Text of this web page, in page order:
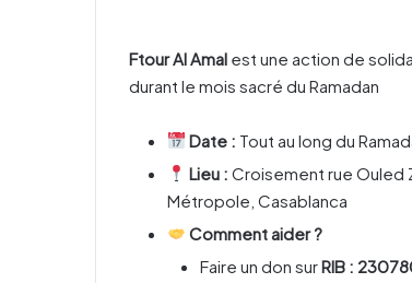
Ftour Al Amal est une action de
durant le mois sacré du Ramadan
Date : Tout au long du
Lieu : Croisement rue Ouled
Métropole, Casablanca
Comment aider ?
Faire un don surRIB :